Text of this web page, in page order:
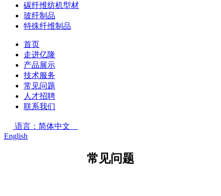
碳纤维纺机型材
玻纤制品
特殊纤维制品
首页
走进亿隆
产品展示
技术服务
常见问题
人才招聘
联系我们
语言：简体中文
English
常见问题